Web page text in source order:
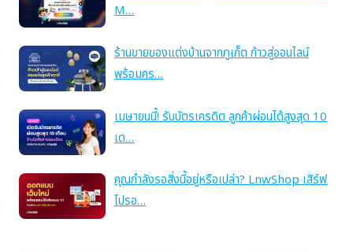
M…
ร้านขายของแต่งบ้านจากภูเก็ต ก้าวสู่ออนไลน์
พร้อมคร…
เมษายนนี้! รับบัตรเครดิต ลูกค้าผ่อนได้สูงสุด 10
เด…
คุณกำลังรอสิ่งนี้อยู่หรือเปล่า? LnwShop เสิร์ฟ
โปรอ…